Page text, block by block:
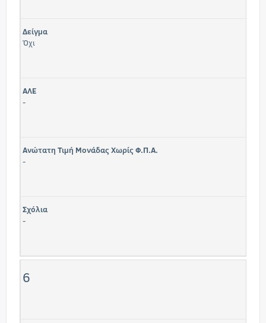
Δείγμα
Όχι
ΑΛΕ
-
Ανώτατη Τιμή Μονάδας Χωρίς Φ.Π.Α.
-
Σχόλια
-
6